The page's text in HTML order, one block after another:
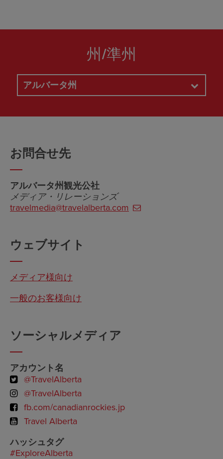
州/準州
アルバータ州
お問合せ先
アルバータ州観光公社
メディア・リレーションズ
travelmedia@travelalberta.com
ウェブサイト
メディア様向け
一般のお客様向け
ソーシャルメディア
アカウント名
@TravelAlberta
@TravelAlberta
fb.com/canadianrockies.jp
Travel Alberta
ハッシュタグ
#ExploreAlberta